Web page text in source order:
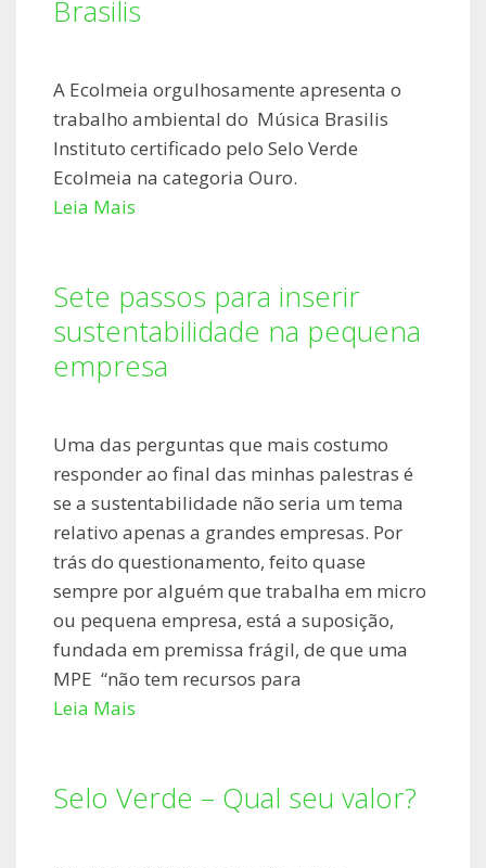
Brasilis
A Ecolmeia orgulhosamente apresenta o
trabalho ambiental do Música Brasilis
Instituto certificado pelo Selo Verde
Ecolmeia na categoria Ouro.
Leia Mais
Sete passos para inserir
sustentabilidade na pequena
empresa
Uma das perguntas que mais costumo
responder ao final das minhas palestras é
se a sustentabilidade não seria um tema
relativo apenas a grandes empresas. Por
trás do questionamento, feito quase
sempre por alguém que trabalha em micro
ou pequena empresa, está a suposição,
fundada em premissa frágil, de que uma
MPE “não tem recursos para
Leia Mais
Selo Verde – Qual seu valor?